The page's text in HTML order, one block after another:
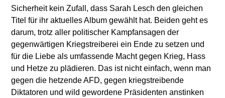
Sicherheit kein Zufall, dass Sarah Lesch den gleichen
Titel für ihr aktuelles Album gewählt hat. Beiden geht es
darum, trotz aller politischer Kampfansagen der
gegenwärtigen Kriegstreiberei ein Ende zu setzen und
für die Liebe als umfassende Macht gegen Krieg, Hass
und Hetze zu plädieren. Das ist nicht einfach, wenn man
gegen die hetzende AFD, gegen kriegstreibende
Diktatoren und wild gewordene Präsidenten anstinken